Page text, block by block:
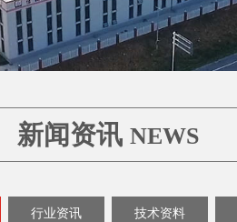
新闻资讯 NEWS
行业资讯 技术资料